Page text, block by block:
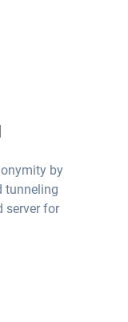
by
tunneling
server for